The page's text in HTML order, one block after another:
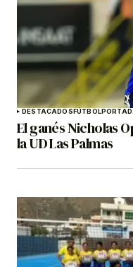
DESTACADOSFÚTBOL
El ganés Nicholas
la UD Las Palmas